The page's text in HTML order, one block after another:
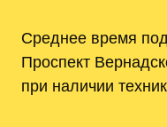
Среднее время
Проспект
при наличии